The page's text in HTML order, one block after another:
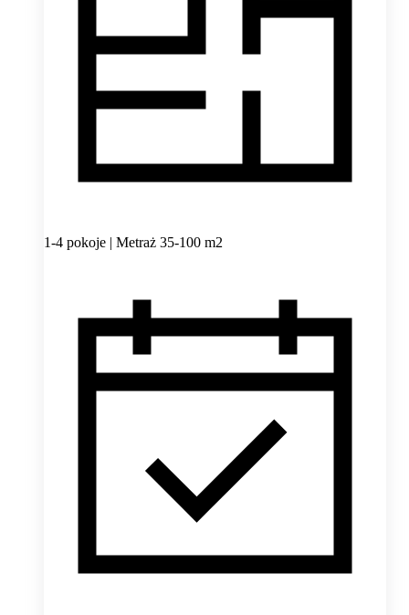
1-4 pokoje | Metraż 35-100 m2